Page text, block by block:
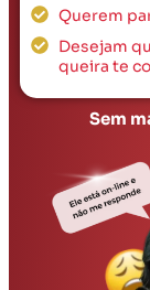
Querem
Desejam
queira te
Sem